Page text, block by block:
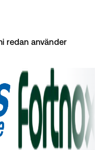
redan använder